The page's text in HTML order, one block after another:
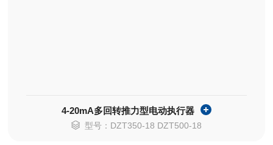
4-20mA多回转推力型电动执行器
型号：DZT350-18 DZT500-18